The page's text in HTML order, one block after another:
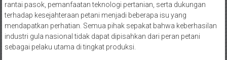
rantai pasok, pemanfaatan teknologi pertanian, serta dukungan
terhadap kesejahteraan petani menjadi beberapa isu yang
mendapatkan perhatian. Semua pihak sepakat bahwa keberhasilan
industri gula nasional tidak dapat dipisahkan dari peran petani
sebagai pelaku utama di tingkat produksi.